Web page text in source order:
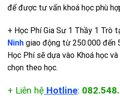
để được tư vấn khoá học phù
+ Học Phí Gia Sư 1 Thầy 1 Trò
Ninh giao động từ 250.000 đến
Học Phí sẽ dựa vào Khoá học
chọn theo học.
+ Liên hệ Hotline: